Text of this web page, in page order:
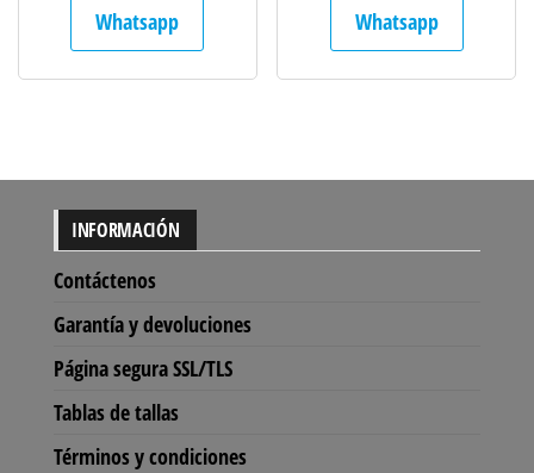
Whatsapp Whatsapp
INFORMACIÓN
Contáctenos
Garantía y devoluciones
Página segura SSL/TLS
Tablas de tallas
Términos y condiciones